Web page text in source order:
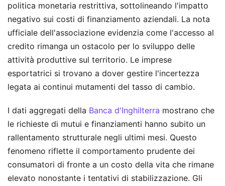
politica monetaria restrittiva, sottolineando l'impatto
negativo sui costi di finanziamento aziendali. La nota
ufficiale dell'associazione evidenzia come l'accesso al
credito rimanga un ostacolo per lo sviluppo delle
attività produttive sul territorio. Le imprese
esportatrici si trovano a dover gestire l'incertezza
legata ai continui mutamenti del tasso di cambio.
I dati aggregati della Banca d'Inghilterra mostrano che
le richieste di mutui e finanziamenti hanno subito un
rallentamento strutturale negli ultimi mesi. Questo
fenomeno riflette il comportamento prudente dei
consumatori di fronte a un costo della vita che rimane
elevato nonostante i tentativi di stabilizzazione. Gli